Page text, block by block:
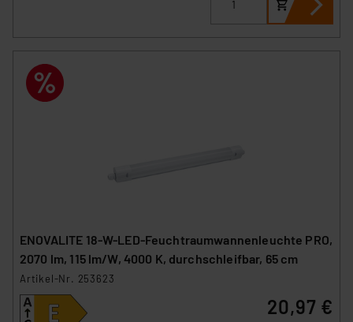
ENOVALITE 18-W-LED-Feuchtraumwannenleuchte PRO,
2070 lm, 115 lm/W, 4000 K, durchschleifbar, 65 cm
Artikel-Nr. 253623
20,97 €